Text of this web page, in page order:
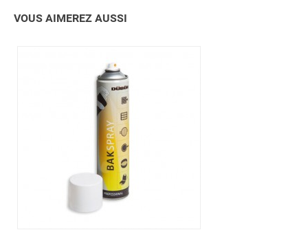
VOUS AIMEREZ AUSSI